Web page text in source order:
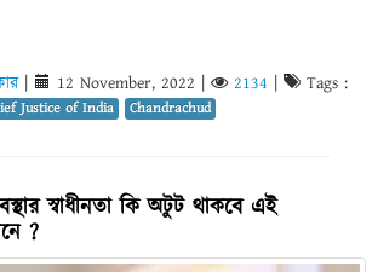
| 12 November, 2022 2134 Tags :
Justice of India Chandrachud
স্বাধীনতা কি অটুট থাকবে এই
?